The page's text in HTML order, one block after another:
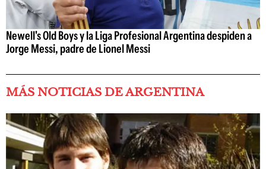
Newell's Old Boys y la Liga Profesional Argentina despiden a
Jorge Messi, padre de Lionel Messi
MÁS NOTICIAS DE ARGENTINA